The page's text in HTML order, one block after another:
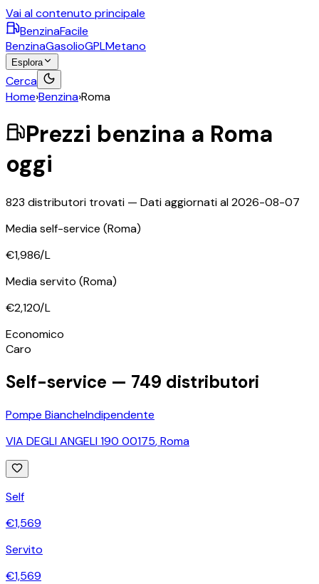
Vai al contenuto principale
BenzinaFacile
BenzinaGasolioGPLMetano
Esplora
Cerca
Home›Benzina›Roma
Prezzi benzina a Roma
oggi
823 distributori trovati — Dati aggiornati al2026-08-07
Media self-service (Roma)
€1,986/L
Media servito (Roma)
€2,120/L
Economico
Caro
Self-service — 749 distributori
Pompe BiancheIndipendente
VIA DEGLI ANGELI 190 00175,Roma
Self
€1,569
Servito
€1,569